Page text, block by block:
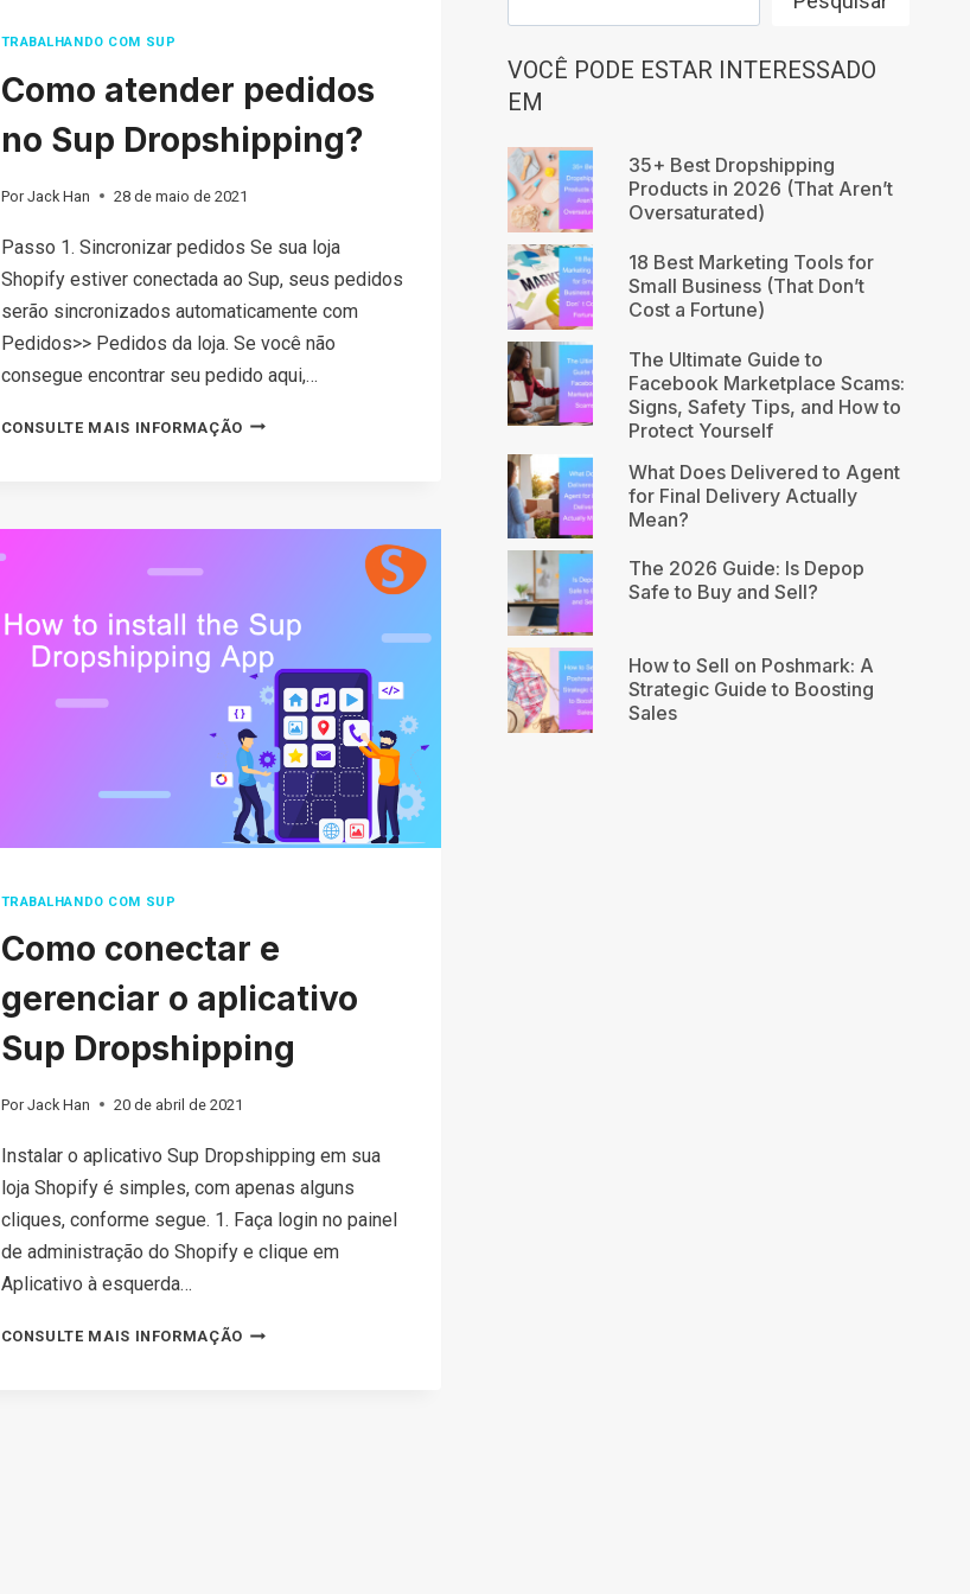
TRABALHANDO COM SUP
Como atender pedidos
no Sup Dropshipping?
Por Jack Han 28 de maio de 2021
Passo 1. Sincronizar pedidos Se sua loja
Shopify estiver conectada ao Sup, seus pedidos
serão sincronizados automaticamente com
Pedidos>> Pedidos da loja. Se você não
consegue encontrar seu pedido aqui,…
CONSULTE MAIS INFORMAÇÃOCOMO
DROPSHIPPING?
TRABALHANDO COM SUP
Como conectar e
gerenciar o aplicativo
Sup Dropshipping
Por Jack Han 20 de abril de 2021
Instalar o aplicativo Sup Dropshipping em sua
loja Shopify é simples, com apenas alguns
cliques, conforme segue. 1. Faça login no painel
de administração do Shopify e clique em
Aplicativo à esquerda…
CONSULTE MAIS INFORMAÇÃOCOMO
VOCÊ PODE ESTAR INTERESSADO
EM
35+ Best Dropshipping
Products in 2026 (That Aren’t
Oversaturated)
18 Best Marketing Tools for
Small Business (That Don’t
Cost a Fortune)
The Ultimate Guide to
Facebook Marketplace Scams:
Signs, Safety Tips, and How to
Protect Yourself
What Does Delivered to Agent
for Final Delivery Actually
Mean?
The 2026 Guide: Is Depop
Safe to Buy and Sell?
How to Sell on Poshmark: A
Strategic Guide to Boosting
Sales